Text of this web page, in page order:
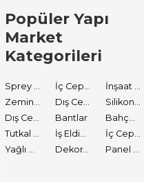
Popüler Yapı
Market
Kategorileri
Sprey Boyalar İç Cephe Astarları
İnşaat Tamir Malzemeleri
Zemin Boyası
Dış Cephe Boyaları
Silikon ve Mastikler
Dış Cephe Astarları
Bantlar
Bahçe El Aletleri
Tutkal ve Yapıştırıcılar
İş Eldiveni
İç Cephe Boyaları
Yağlı Boyalar
Dekoratif Boyalar Panel Kapı Boyası